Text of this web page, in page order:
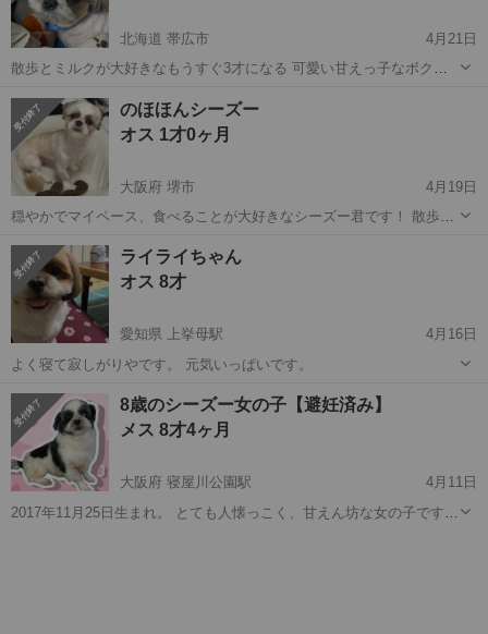
北海道 帯広市
4月21日
散歩とミルクが大好きなもうすぐ3才になる 可愛い甘えっ子なボクち
費は1万円5千円くらいなので、できれば治療を継続できる、お金持ち
の方、どうぞよろしくお願い致...
北海道 帯広市 ワクチン
のほほんシーズー
オス 1才0ヶ月
大阪府 堺市
4月19日
穏やかでマイペース、食べることが大好きなシーズー君です！ 散歩は
あまり吠えません。 そして、稀ですがいきなり止まったかと思えば音
ありのオナラを出してしま...
大阪 堺市 シーズー
ライライちゃん
オス 8才
愛知県 上挙母駅
4月16日
よく寝て寂しがりやです。 元気いっぱいです。
愛知 上挙母駅 シーズー
8歳のシーズー女の子【避妊済み】
メス 8才4ヶ月
大阪府 寝屋川公園駅
4月11日
2017年11月25日生まれ。 とても人懐っこく、甘えん坊な女の子です。